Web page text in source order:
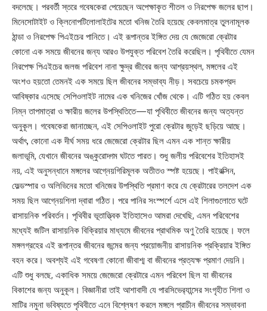
বদলেছে। পরবর্তী স্তরে গবেষকেরা পেয়েছেন অপেক্ষাকৃত শীতল ও নিরপেক্ষ জলের ছাপ।
মিনেসোটাইট ও ক্লিনোপটিলোলাইটের মতো খনিজ তৈরি হয়েছে কেবলমাত্র তুলনামূলক
ঠান্ডা ও নিরপেক্ষ পিএইচের পানিতে। এই রূপান্তর ইঙ্গিত দেয় যে জেজেরো ক্রেটার
কোনো এক সময়ে জীবনের জন্য আরও উপযুক্ত পরিবেশ তৈরি করেছিল। পৃথিবীতে যেমন
নিরপেক্ষ পিএইচের জলজ পরিবেশ নানা ক্ষুদ্র জীবের জন্য আশ্রয়স্থল, মঙ্গলের এই
অংশও হয়তো তেমনই এক সময়ে ছিল জীবনের সম্ভাব্য নীড়। সবচেয়ে চমকপ্রদ
আবিষ্কার এসেছে সেপিওলাইট নামের এক খনিজের খোঁজ থেকে। এটি গঠিত হয় কেবল
নিম্ন তাপমাত্রা ও ক্ষারীয় জলের উপস্থিতিতে—যা পৃথিবীতে জীবনের জন্য অত্যন্ত
অনুকূল। গবেষকেরা জানাচ্ছেন, এই সেপিওলাইট পুরো ক্রেটার জুড়েই ছড়িয়ে আছে।
অর্থাৎ, কোনো এক দীর্ঘ সময় ধরে জেজেরো ক্রেটার ছিল এমন এক শান্ত ক্ষারীয়
জলাভূমি, যেখানে জীবনের অঙ্কুরোদ্গম ঘটতে পারত। শুধু জলীয় পরিবেশের ইতিহাসই
নয়, এই অনুসন্ধানে মঙ্গলের আগ্নেয়গিরিমূলক অতীতও স্পষ্ট হয়েছে। পাইরক্সিন,
ফেল্ডস্পার ও অলিভিনের মতো খনিজের উপস্থিতি প্রমাণ করে যে ক্রেটারের তলদেশ এক
সময় ছিল আগ্নেয়শিলা দ্বারা গঠিত। পরে পানির সংস্পর্শে এসে এই শিলাগুলোতে ঘটে
রাসায়নিক পরিবর্তন। পৃথিবীর ভূতাত্ত্বিক ইতিহাসেও আমরা দেখেছি, এমন পরিবেশের
মধ্যেই জটিল রাসায়নিক বিক্রিয়ার মাধ্যমে জীবনের প্রাথমিক অণু তৈরি হয়েছে। ফলে
মঙ্গলগ্রহের এই রূপান্তর জীবনের জন্মের জন্য প্রয়োজনীয় রাসায়নিক প্রক্রিয়ার ইঙ্গিত
বহন করে। অবশ্যই এই গবেষণা কোনো জীবাশ্ম বা জীবনের প্রত্যক্ষ প্রমাণ দেয়নি।
এটি শুধু বলছে, একাধিক সময়ে জেজেরো ক্রেটারে এমন পরিবেশ ছিল যা জীবনের
বিকাশের জন্য অনুকূল। বিজ্ঞানীরা তাই আশাবাদী যে পারসিভের‌্যান্সের সংগৃহীত শিলা ও
মাটির নমুনা ভবিষ্যতে পৃথিবীতে এনে বিশ্লেষণ করলে মঙ্গলে প্রাচীন জীবনের সম্ভাবনা